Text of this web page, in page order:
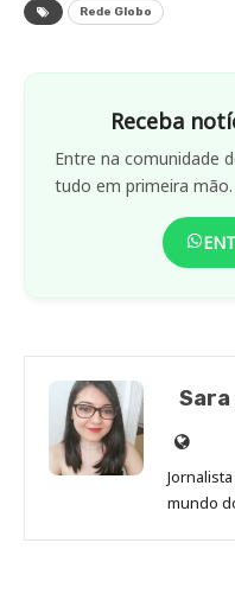
Rede Globo
Receba
Entre na comunidade
tudo em primeira mão.
Sara
Site
de
Sara
mundo